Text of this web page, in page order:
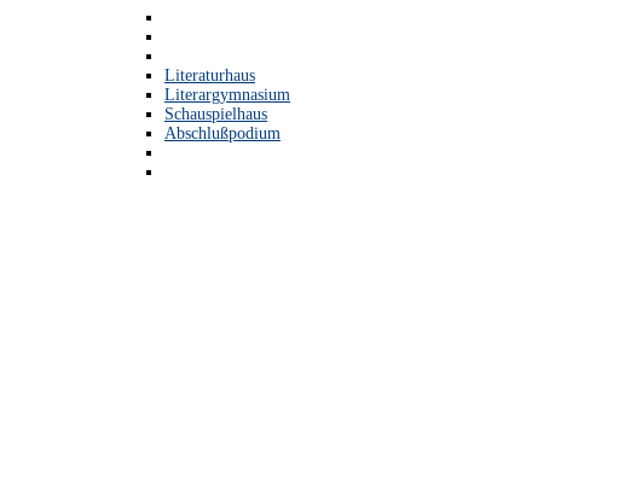
Literaturhaus
Literargymnasium
Schauspielhaus
Abschlußpodium